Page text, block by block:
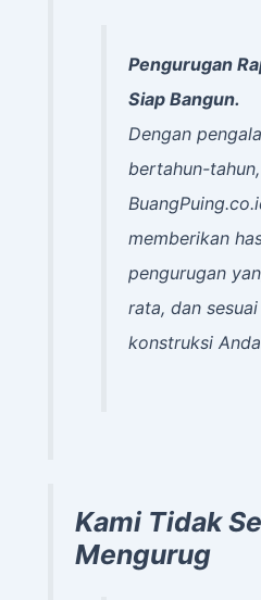
Pengurugan
Siap Bangun.
Dengan
bertahun-
memberikan
pengurugan
rata, dan
konstruksi
Kami Tidak
Mengurug